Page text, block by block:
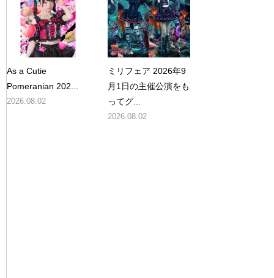
As a Cutie
Pomeranian 202...
2026.08.02
ミリフェア 2026年9
月1日の主催公演をも
ってグ...
2026.08.02